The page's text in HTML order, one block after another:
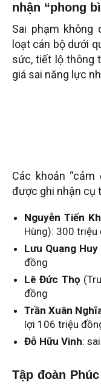
nhận “phong
Sai phạm không
loạt cán bộ dưới
sức, tiết lộ thông
giá sai năng lực
Các khoản
được ghi nhận cụ
Nguyễn Tiến
Hùng): 300 triệu
Lưu Quang Huy
đồng
Lê Đức Thọ
đồng
Trần Xuân
lợi 106 triệu
Đỗ Hữu Vinh:
Tập đoàn